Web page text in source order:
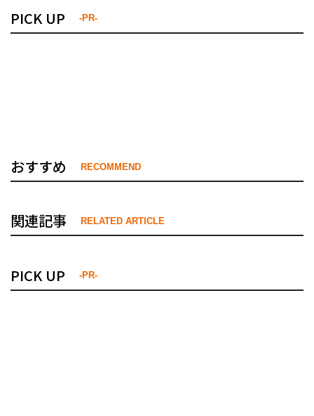
PICK UP -PR-
おすすめ RECOMMEND
関連記事 RELATED ARTICLE
PICK UP -PR-